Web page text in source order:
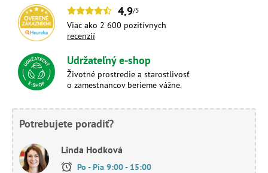
4,9/5
Viac ako 2 600 pozitívnych
recenzií
Udržateľný e-shop
Životné prostredie a starostlivosť
o zamestnancov berieme vážne.
Potrebujete poradiť?
Linda Hodková
Po - Pia 9:00 - 15:00